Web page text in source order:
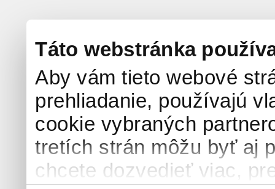
Táto webstránka
Aby vám tieto webové
prehliadanie, používajú
cookie vybraných
tretích strán môžu byť aj
chcete dozvedieť viac,